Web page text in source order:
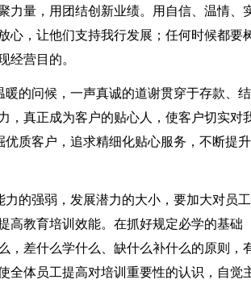
力量，用团结创新业绩。用自信、温情、
心，让他们支持我行发展；任何时候都要
经营目的。
的问候，一声真诚的道谢贯穿于存款、结
，真正成为客户的贴心人，使客户切实对
质客户，追求精细化贴心服务，不断提
的强弱，发展潜力的大小，要加大对员
高教育培训效能。在抓好规定必学的基础
，差什么学什么、缺什么补什么的原则，
全体员工提高对培训重要性的认识，自觉